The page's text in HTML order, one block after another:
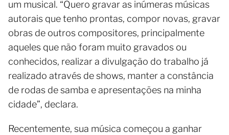
um musical. “Quero gravar as inúmeras músicas
autorais que tenho prontas, compor novas, gravar
obras de outros compositores, principalmente
aqueles que não foram muito gravados ou
conhecidos, realizar a divulgação do trabalho já
realizado através de shows, manter a constância
de rodas de samba e apresentações na minha
cidade”, declara.
Recentemente, sua música começou a ganhar